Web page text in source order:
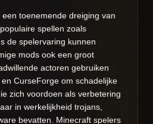
toenemende dreiging van
spellen zoals
de spelervaring kunnen
mods ook een groot
actoren gebruiken
CurseForge om schadelijke
zich voordoen als verbetering
in werkelijkheid trojans,
bevatten. Minecraft spelers